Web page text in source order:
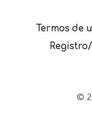
Termos de
©